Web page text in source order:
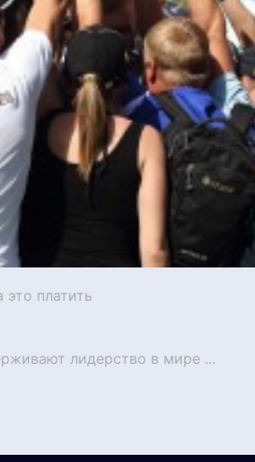
это платить
лидерство в мире ...